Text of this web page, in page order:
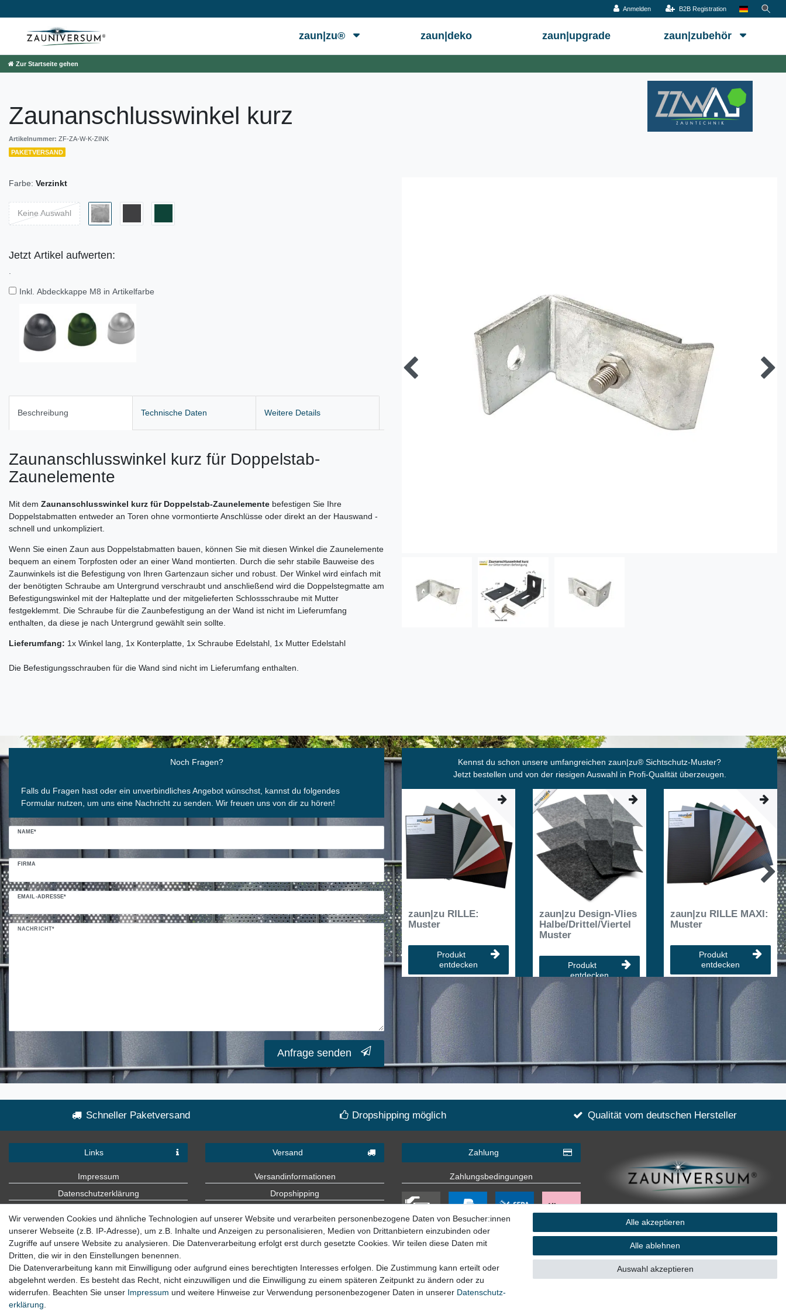
Anmelden B2B Registration
zaun|zu® zaun|deko zaun|upgrade zaun|zubehör
Zur Startseite gehen
Zaunanschlusswinkel kurz
Artikelnummer: ZF-ZA-W-K-ZINK
PAKETVERSAND
Farbe: Verzinkt
Keine Auswahl
Jetzt Artikel aufwerten:
Inkl. Abdeckkappe M8 in Artikelfarbe
Beschreibung Technische Daten Weitere Details
Zaunanschlusswinkel kurz für Doppelstab-
Zaunelemente
Mit dem Zaunanschlusswinkel kurz für Doppelstab-Zaunelemente befestigen Sie Ihre
Doppelstabmatten entweder an Toren ohne vormontierte Anschlüsse oder direkt an der Hauswand -
schnell und unkompliziert.
Wenn Sie einen Zaun aus Doppelstabmatten bauen, können Sie mit diesen Winkel die Zaunelemente
bequem an einem Torpfosten oder an einer Wand montierten. Durch die sehr stabile Bauweise des
Zaunwinkels ist die Befestigung von Ihren Gartenzaun sicher und robust. Der Winkel wird einfach mit
der benötigten Schraube am Untergrund verschraubt und anschließend wird die Doppelstegmatte am
Befestigungswinkel mit der Halteplatte und der mitgelieferten Schlossschraube mit Mutter
festgeklemmt. Die Schraube für die Zaunbefestigung an der Wand ist nicht im Lieferumfang
enthalten, da diese je nach Untergrund gewählt sein sollte.
Lieferumfang: 1x Winkel lang, 1x Konterplatte, 1x Schraube Edelstahl, 1x Mutter Edelstahl
Die Befestigungsschrauben für die Wand sind nicht im Lieferumfang enthalten.
Noch Fragen?
Falls du Fragen hast oder ein unverbindliches Angebot wünschst, kannst du folgendes
Formular nutzen, um uns eine Nachricht zu senden. Wir freuen uns von dir zu hören!
NAME*
FIRMA
EMAIL-ADRESSE*
NACHRICHT*
Ceres::Template.mailFormHoneypotLabel
Anfrage senden
Kennst du schon unsere umfangreichen zaun|zu® Sichtschutz-Muster?
Jetzt bestellen und von der riesigen Auswahl in Profi-Qualität überzeugen.
zaun|zu RILLE:
Muster
Produkt
entdecken
zaun|zu Design-Vlies
Halbe/Drittel/Viertel
Muster
Produkt
entdecken
zaun|zu RILLE MAXI:
Muster
Produkt
entdecken
Schneller Paketversand Dropshipping möglich Qualität vom deutschen Hersteller
Links
Impressum
Datenschutzerklärung
Kontakt
Versand
Versandinformationen
Dropshipping
Zahlung
Zahlungsbedingungen
ZZW Zauntechnik GmbH & Co. KG
Wir verwenden Cookies und ähnliche Technologien auf unserer Website und verarbeiten personenbezogene Daten von Besucher:innen
unserer Webseite (z.B. IP-Adresse), um z.B. Inhalte und Anzeigen zu personalisieren, Medien von Drittanbietern einzubinden oder
Zugriffe auf unsere Website zu analysieren. Die Datenverarbeitung erfolgt erst durch gesetzte Cookies. Wir teilen diese Daten mit
Dritten, die wir in den Einstellungen benennen.
Die Datenverarbeitung kann mit Einwilligung oder aufgrund eines berechtigten Interesses erfolgen. Die Zustimmung kann erteilt oder
abgelehnt werden. Es besteht das Recht, nicht einzuwilligen und die Einwilligung zu einem späteren Zeitpunkt zu ändern oder zu
widerrufen. Beachten Sie unser Impressum und weitere Hinweise zur Verwendung personenbezogener Daten in unserer Daten­schutz­
erklärung
Alle akzeptieren
Alle ablehnen
Auswahl akzeptieren